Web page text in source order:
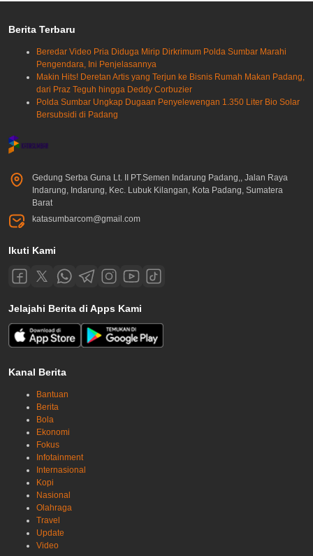
Berita Terbaru
Beredar Video Pria Diduga Mirip Dirkrimum Polda Sumbar Marahi
Pengendara, Ini Penjelasannya
Makin Hits! Deretan Artis yang Terjun ke Bisnis Rumah Makan Padang,
dari Praz Teguh hingga Deddy Corbuzier
Polda Sumbar Ungkap Dugaan Penyelewengan 1.350 Liter Bio Solar
Bersubsidi di Padang
Gedung Serba Guna Lt. II PT.Semen Indarung Padang,, Jalan Raya
Indarung, Indarung, Kec. Lubuk Kilangan, Kota Padang, Sumatera
Barat
katasumbarcom@gmail.com
Ikuti Kami
Jelajahi Berita di Apps Kami
Kanal Berita
Bantuan
Berita
Bola
Ekonomi
Fokus
Infotainment
Internasional
Kopi
Nasional
Olahraga
Travel
Update
Video